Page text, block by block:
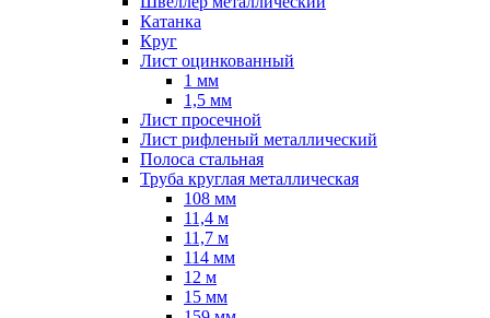
Катанка
Круг
Лист оцинкованный
1 мм
1,5 мм
Лист просечной
Лист рифленый металлический
Полоса стальная
Труба круглая металлическая
108 мм
11,4 м
11,7 м
114 мм
12 м
15 мм